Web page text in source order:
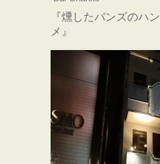
『燻したバンズのハ
メ』